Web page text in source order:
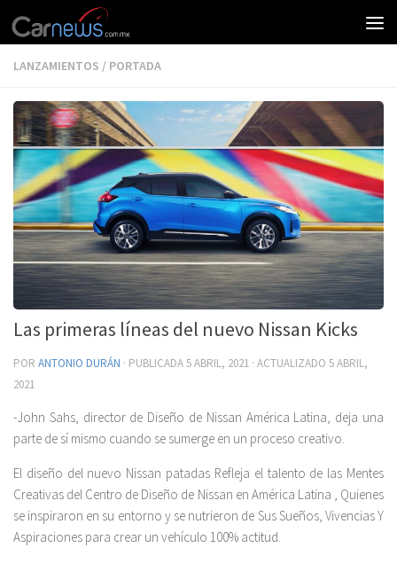
LANZAMIENTOS / PORTADA
Las primeras líneas del nuevo Nissan Kicks
POR ANTONIO DURÁN · PUBLICADA5 ABRIL, 2021 · ACTUALIZADO 5 ABRIL,
2021
-John Sahs, director de Diseño de Nissan América Latina, deja una
parte de sí mismo cuando se sumerge en un proceso creativo.
El diseño del nuevo Nissan patadas Refleja el talento de las Mentes
Creativas del Centro de Diseño de Nissan en América Latina , Quienes
se inspiraron en su entorno y se nutrieron de Sus Sueños, Vivencias Y
Aspiraciones para crear un vehículo 100% actitud.